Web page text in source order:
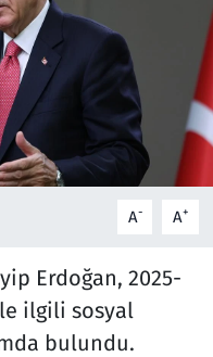
A- A+
Erdoğan, 2025-
ilgili sosyal
bulundu.